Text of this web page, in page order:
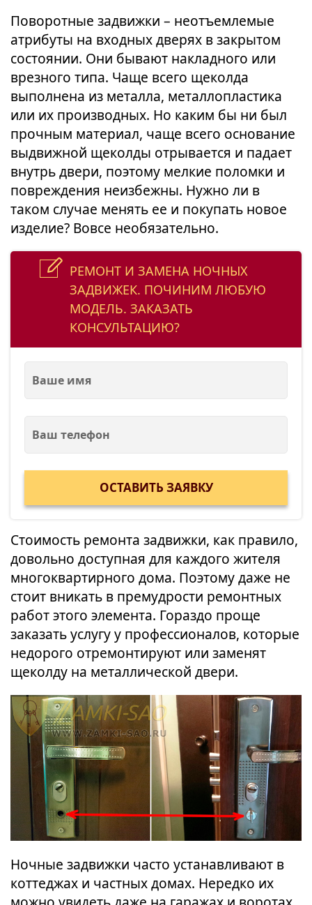
Поворотные задвижки – неотъемлемые
атрибуты на входных дверях в закрытом
состоянии. Они бывают накладного или
врезного типа. Чаще всего щеколда
выполнена из металла, металлопластика
или их производных. Но каким бы ни был
прочным материал, чаще всего основание
выдвижной щеколды отрывается и падает
внутрь двери, поэтому мелкие поломки и
повреждения неизбежны. Нужно ли в
таком случае менять ее и покупать новое
изделие? Вовсе необязательно.
РЕМОНТ И ЗАМЕНА НОЧНЫХ
ЗАДВИЖЕК. ПОЧИНИМ ЛЮБУЮ
МОДЕЛЬ. ЗАКАЗАТЬ
КОНСУЛЬТАЦИЮ?
Стоимость ремонта задвижки, как правило,
довольно доступная для каждого жителя
многоквартирного дома. Поэтому даже не
стоит вникать в премудрости ремонтных
работ этого элемента. Гораздо проще
заказать услугу у профессионалов, которые
недорого отремонтируют или заменят
щеколду на металлической двери.
Ночные задвижки часто устанавливают в
коттеджах и частных домах. Нередко их